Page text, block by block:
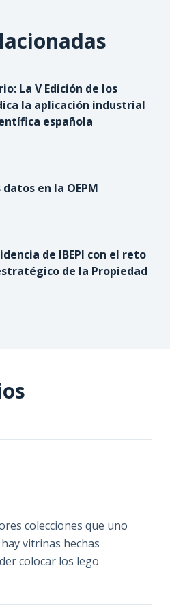
La V Edición de los
la aplicación industrial
española
en la OEPM
de IBEPI con el reto
de la Propiedad
colecciones que uno
vitrinas hechas
colocar los lego